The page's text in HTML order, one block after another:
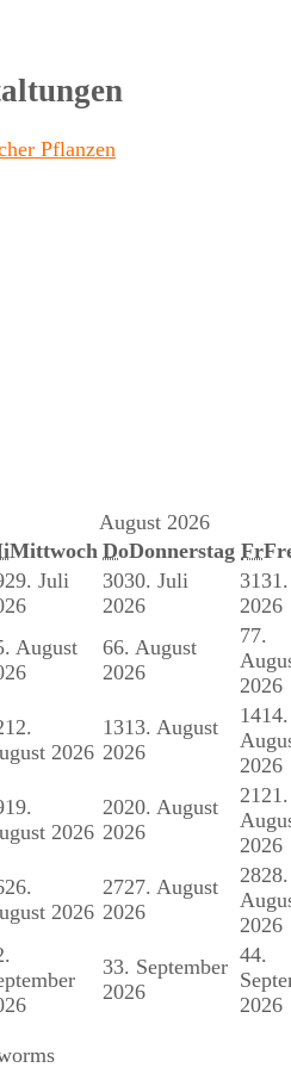
Pflanzen
August 2026
Mittwoch DoDonnerstag Fr
29. Juli
3030. Juli
2026
31
2026
August
66. August
2026
77.
2026
12.
2026
1313. August
2026
1414.
2026
19.
2026
2020. August
2026
21 21.
2026
26.
2026
2727. August
2026
2828.
2026
33. September
2026
44.
2026